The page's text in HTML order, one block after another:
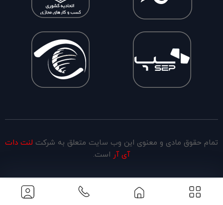
تمام حقوق مادی و معنوی این وب سایت متعلق به شرکت لنت دات
آی آر است.